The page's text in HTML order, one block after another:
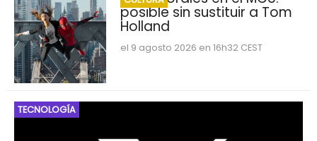
posible sin sustituir a Tom
Holland
el 9 agosto 2026 en 16h32 CEST
TECNOLOGÍA